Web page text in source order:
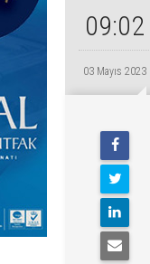
09:02
03 Mayıs 2023